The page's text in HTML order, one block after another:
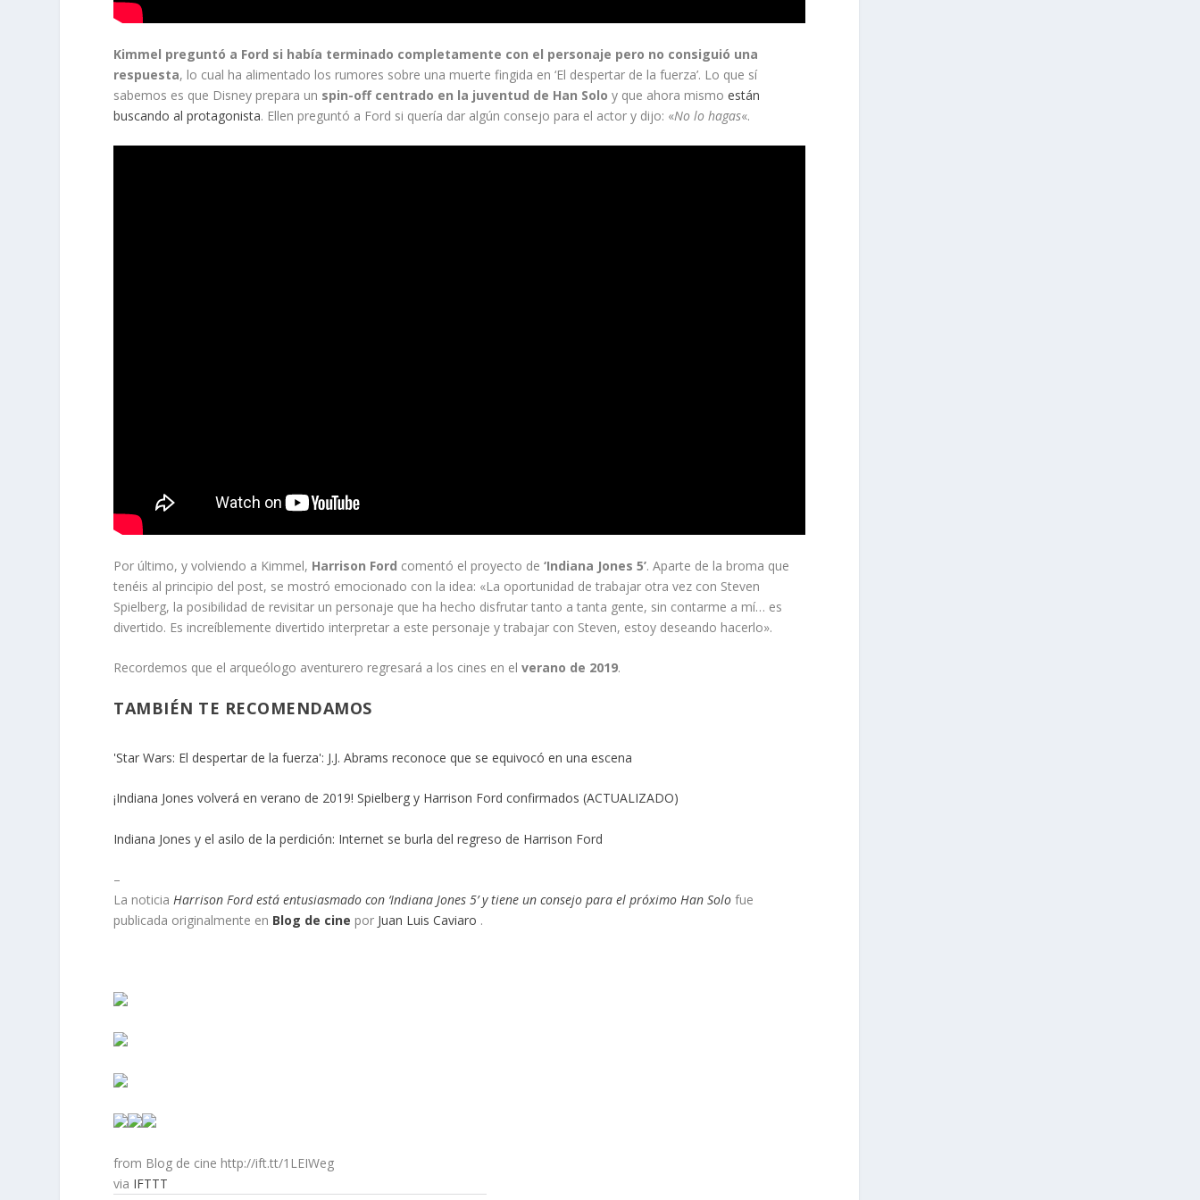
Kimmel preguntó a Ford si había terminado completamente con el personaje pero no consiguió una
respuesta, lo cual ha alimentado los rumores sobre una muerte fingida en ‘El despertar de la fuerza’. Lo que sí
sabemos es que Disney prepara un spin-off centrado en la juventud de Han Solo y que ahora mismoestán
buscando al protagonista. Ellen preguntó a Ford si quería dar algún consejo para el actor y dijo: «No lo hagas«.
Por último, y volviendo a Kimmel, Harrison Ford comentó el proyecto de‘Indiana Jones 5’. Aparte de la broma que
tenéis al principio del post, se mostró emocionado con la idea: «La oportunidad de trabajar otra vez con Steven
Spielberg, la posibilidad de revisitar un personaje que ha hecho disfrutar tanto a tanta gente, sin contarme a mí… es
divertido. Es increíblemente divertido interpretar a este personaje y trabajar con Steven, estoy deseando hacerlo».
Recordemos que el arqueólogo aventurero regresará a los cines en elverano de 2019.
TAMBIÉN TE RECOMENDAMOS
'Star Wars: El despertar de la fuerza': J.J. Abrams reconoce que se equivocó en una escena
¡Indiana Jones volverá en verano de 2019! Spielberg y Harrison Ford confirmados (ACTUALIZADO)
Indiana Jones y el asilo de la perdición: Internet se burla del regreso de Harrison Ford
–
La noticiaHarrison Ford está entusiasmado con ‘Indiana Jones 5’ y tiene un consejo para el próximo Han Solofue
publicada originalmente en Blog de cine por Juan Luis Caviaro .
from Blog de cine http://ift.tt/1LEIWeg
via IFTTT